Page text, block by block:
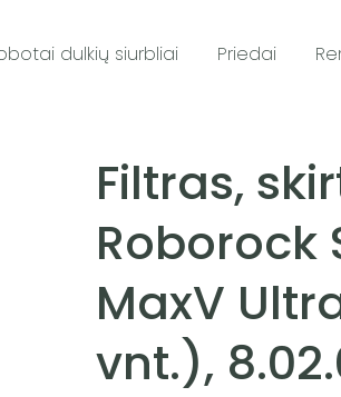
dulkių siurbliai Priedai
Filtras,
Roborock
MaxV
vnt.),